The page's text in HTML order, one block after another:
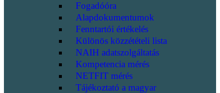
Fogadóóra
Alapdokumentumok
Fenntartói értékelés
Különös közzétételi lista
NAIH adatszolgáltatás
Kompetencia mérés
NETFIT mérés
Tájékoztató a magyar